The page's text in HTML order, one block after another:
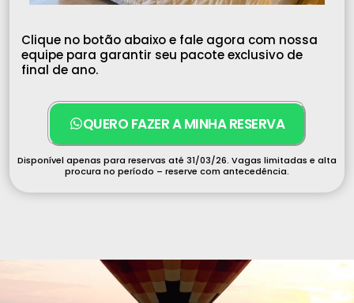
Clique no botão abaixo e fale agora com nossa
equipe para garantir seu pacote exclusivo de
final de ano.
QUERO FAZER A MINHA RESERVA
Disponível apenas para reservas até 31/03/26. Vagas limitadas e alta
procura no período – reserve com antecedência.